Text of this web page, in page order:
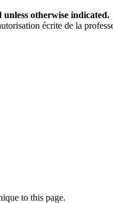
otherwise indicated.
écrite de la
to this page.